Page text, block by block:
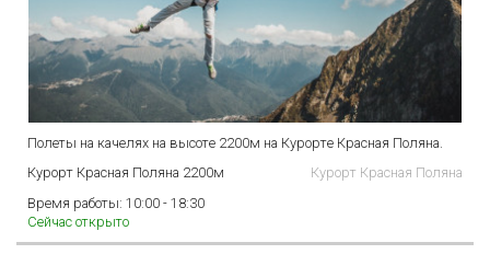
Полеты на качелях на высоте 2200м на Курорте Красная Поляна.
Курорт Красная Поляна 2200м
Курорт Красная Поляна
Время работы: 10:00 - 18:30
Сейчас открыто